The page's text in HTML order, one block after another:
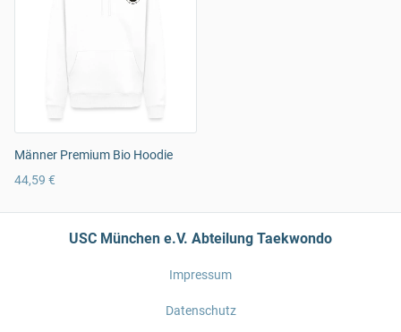
Männer Premium Bio Hoodie
44,59 €
USC München e.V. Abteilung Taekwondo
Impressum
Datenschutz